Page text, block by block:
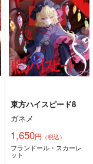
e Cessation of Dukkh
a
Demetori
1,320円（税込）
東方Project 博麗霊夢
サンプル
東方ハイスピード8
ガネメ
1,650円 （税込）
フランドール・スカーレ
ット